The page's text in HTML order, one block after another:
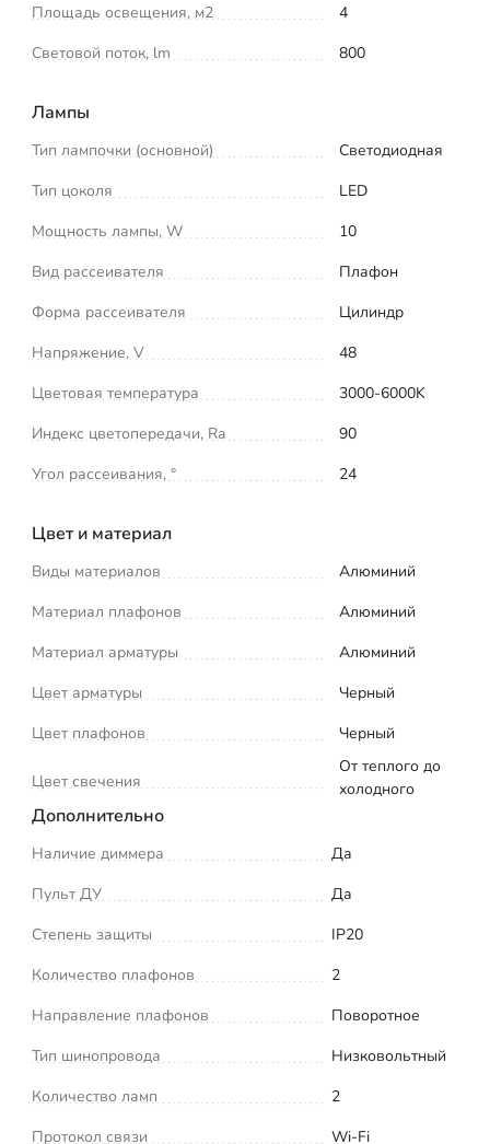
Площадь освещения, м2
4
Световой поток, lm
800
Лампы
Тип лампочки (основной)
Светодиодная
Тип цоколя
LED
Мощность лампы, W
10
Вид рассеивателя
Плафон
Форма рассеивателя
Цилиндр
Напряжение, V
48
Цветовая температура
3000-6000K
Индекс цветопередачи, Ra
90
Угол рассеивания, °
24
Цвет и материал
Виды материалов
Алюминий
Материал плафонов
Алюминий
Материал арматуры
Алюминий
Цвет арматуры
Черный
Цвет плафонов
Черный
Цвет свечения
От теплого до
холодного
Дополнительно
Наличие диммера
Да
Пульт ДУ
Да
Степень защиты
IP20
Количество плафонов
2
Направление плафонов
Поворотное
Тип шинопровода
Низковольтный
Количество ламп
2
Протокол связи
Wi-Fi